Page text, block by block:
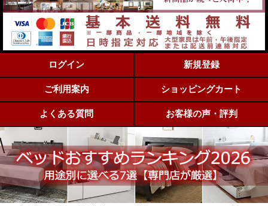
ログイン 新規登録
ご利用案内 ショッピングカート
よくある質問 お客様の声・評判